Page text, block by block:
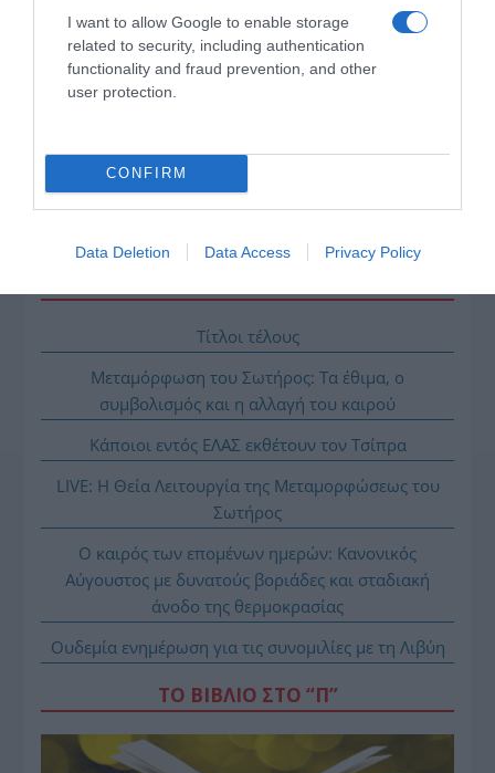
I want to allow Google to enable storage
related to security, including authentication
functionality and fraud prevention, and other
user protection.
CONFIRM
Data Deletion Data Access Privacy Policy
Τίτλοι τέλους
Μεταμόρφωση του Σωτήρος: Τα έθιμα, ο
συμβολισμός και η αλλαγή του καιρού
Κάποιοι εντός ΕΛΑΣ εκθέτουν τον Τσίπρα
LIVE: Η Θεία Λειτουργία της Μεταμορφώσεως του
Σωτήρος
Ο καιρός των επομένων ημερών: Κανονικός
Αύγουστος με δυνατούς βοριάδες και σταδιακή
άνοδο της θερμοκρασίας
Ουδεμία ενημέρωση για τις συνομιλίες με τη Λιβύη
ΤΟ ΒΙΒΛΙΟ ΣΤΟ “Π”